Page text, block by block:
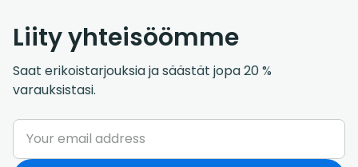
Liity yhteisöömme
Saat erikoistarjouksia ja säästät jopa 20 %
varauksistasi.